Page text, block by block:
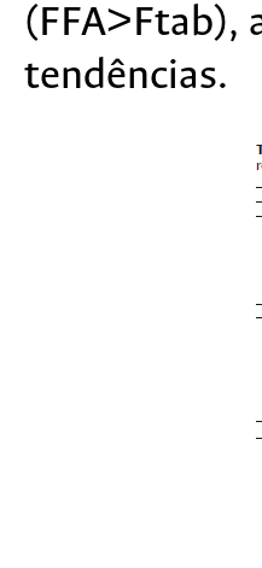
(FFA>Ftab),
tendências.